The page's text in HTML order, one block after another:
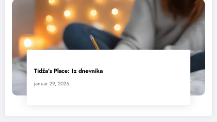
Tidža’s Place: Iz dnevnika
januar 29, 2026